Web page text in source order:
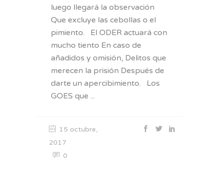
luego llegará la observación
Que excluye las cebollas o el
pimiento. El ODER actuará con
mucho tiento En caso de
añadidos y omisión, Delitos que
merecen la prisión Después de
darte un apercibimiento. Los
GOES que
15 octubre,
2017
0